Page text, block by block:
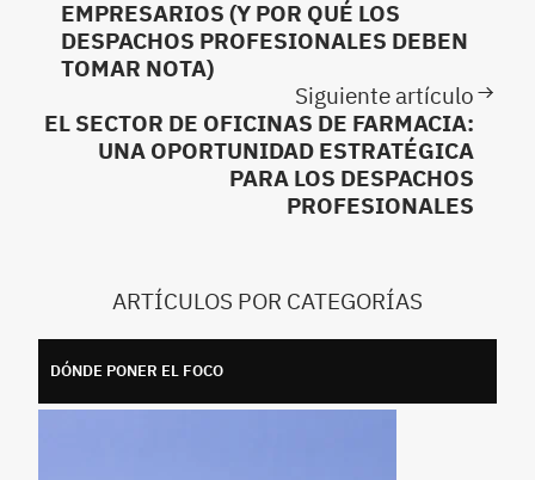
EMPRESARIOS (Y POR QUÉ LOS
DESPACHOS PROFESIONALES DEBEN
TOMAR NOTA)
Siguiente artículo
EL SECTOR DE OFICINAS DE FARMACIA:
UNA OPORTUNIDAD ESTRATÉGICA
PARA LOS DESPACHOS
PROFESIONALES
ARTÍCULOS POR CATEGORÍAS
DÓNDE PONER EL FOCO